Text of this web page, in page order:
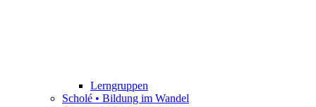
Lerngruppen
Scholé • Bildung im Wandel